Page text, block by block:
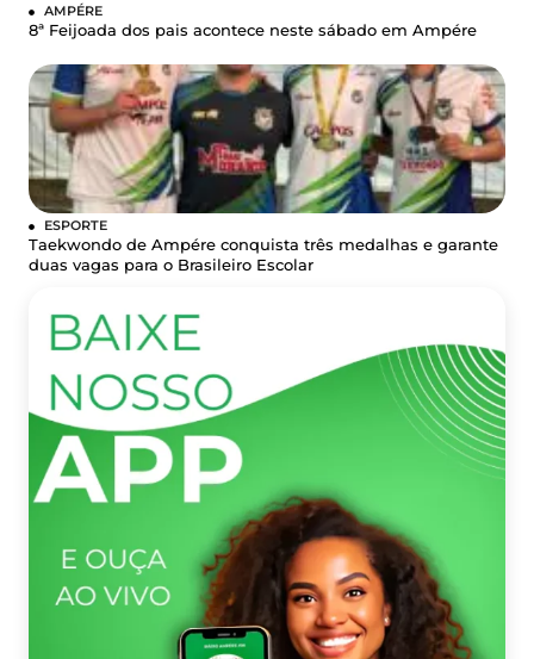
AMPÉRE
8ª Feijoada dos pais acontece neste sábado em Ampére
ESPORTE
Taekwondo de Ampére conquista três medalhas e garante
duas vagas para o Brasileiro Escolar